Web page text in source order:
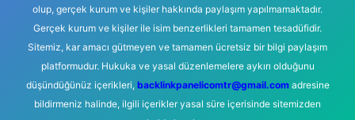
olup, gerçek kurum ve kişiler hakkında paylaşım yapılmamaktadır.
Gerçek kurum ve kişiler ile isim benzerlikleri tamamen tesadüfidir.
Sitemiz, kar amacı gütmeyen ve tamamen ücretsiz bir bilgi paylaşım
platformudur. Hukuka ve yasal düzenlemelere aykırı olduğunu
düşündüğünüz içerikleri, backlinkpanelicomtr@gmail.comadresine
bildirmeniz halinde, ilgili içerikler yasal süre içerisinde sitemizden